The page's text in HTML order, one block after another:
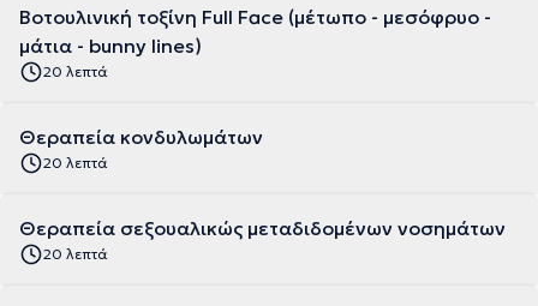
Βοτουλινική τοξίνη Full Face (μέτωπο - μεσόφρυο -
μάτια - bunny lines)
20 λεπτά
Θεραπεία κονδυλωμάτων
20 λεπτά
Θεραπεία σεξουαλικώς μεταδιδομένων νοσημάτων
20 λεπτά